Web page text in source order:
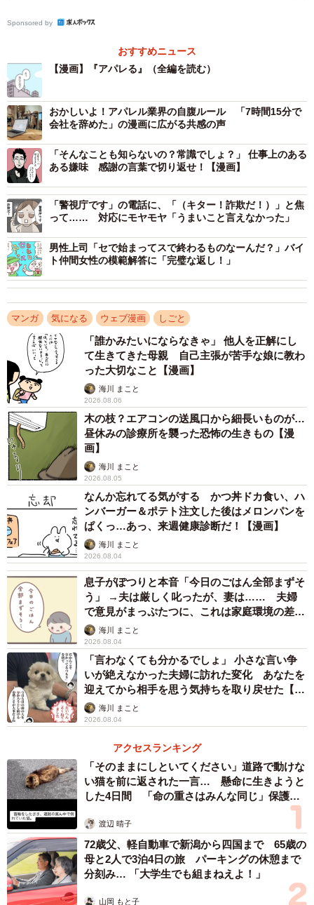
自分のミスをどう誤魔化そうか考えるトビ山さん(C) ぼのこ
しかし、実はトビ山は、この商品について他の色が存在し
ていたことを知らず「私のミスだよね？！どうにかして誤
魔化せないかな～」と責任を回避しようと考えを巡らせる
のでした。
どうにかその場を逃げ出そうとするトビ山でしたが、この
場に店長が現れ、「注文を受けたときの状況を聞かせてく
れる？」と呼び止められ、この出来事はトラブルとして対
応されることになります。
3/148
苦しい言い訳を重ねていく(C) ぼのこ
トビ山は自分の責任になってしまうことを恐れ、「そう
だ！お客様のせいにしちゃえばいい！」と考え、フワさん
が自分に見せる画像を間違えてしまったのだと語ります。
4/148
倉庫・全店舗の在庫はタブレットで確認できる(C) ぼのこ
そしてもし注文が実際に間違っていた時のために、他店か
らラベンダー色の商品を取り寄せることに。その際、配送
業者に移動を任せると時間がかかってしまうため、トビ山
Sponsored by
おすすめニュース
【漫画】『アパレる』（全編を読む）
おかしいよ！アパレル業界の自腹ルール 「7時間15分で
会社を辞めた」の漫画に広がる共感の声
「そんなことも知らないの？常識でしょ？」 仕事上のある
ある嫌味 感謝の言葉で切り返せ！【漫画】
「警視庁です」の電話に、「（キター！詐欺だ！）」と焦
って…… 対応にモヤモヤ「うまいこと言えなかった」
男性上司「セで始まってスで終わるものなーんだ？」バイ
ト仲間女性の模範解答に「完璧な返し！」
マンガ 気になる ウェブ漫画 しごと
「誰かみたいにならなきゃ」 他人を正解にし
て生きてきた母親 自己主張が苦手な娘に教わ
った大切なこと【漫画】
海川 まこと
2026.08.06
木の枝？エアコンの送風口から細長いものが…
昼休みの診療所を襲った恐怖の生きもの【漫
画】
海川 まこと
2026.08.05
なんか忘れてる気がする かつ丼ドカ食い、ハ
ンバーガー＆ポテト注文した後はメロンパンを
ぱくっ…あっ、来週健康診断だ！【漫画】
海川 まこと
2026.08.04
息子がぽつりと本音「今日のごはん全部まずそ
う」 →夫は厳しく叱ったが、妻は…… 夫婦
で意見がまっぷたつに、これは家庭環境の差？
【漫画】
海川 まこと
2026.08.04
「言わなくても分かるでしょ」 小さな言い争
いが絶えなかった夫婦に訪れた変化 あなたを
迎えてから相手を思う気持ちを取り戻せた【漫
画】海川 まこと
2026.08.04
アクセスランキング
「そのままにしといてください」道路で動けな
い猫を前に返された一言… 懸命に生きようと
した4日間 「命の重さはみんな同じ」保護団
渡辺 晴子
72歳父、軽自動車で新潟から四国まで 65歳の
母と2人で3泊4日の旅 パーキングの休憩まで
分刻み… 「大学生でも組まねえよ！」
山岡 もと子